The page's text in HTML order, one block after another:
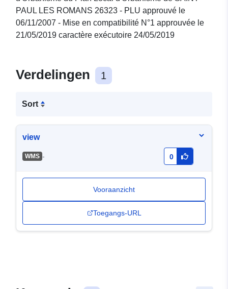
PAUL LES ROMANS 26323 - PLU approuvé le
06/11/2007 - Mise en compatibilité N°1 approuvée le
21/05/2019 caractère exécutoire 24/05/2019
Verdelingen 1
Sort
view
WMS - 0
Vooraanzicht
Toegangs-URL